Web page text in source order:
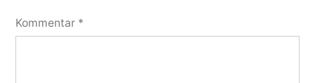
Kommentar *